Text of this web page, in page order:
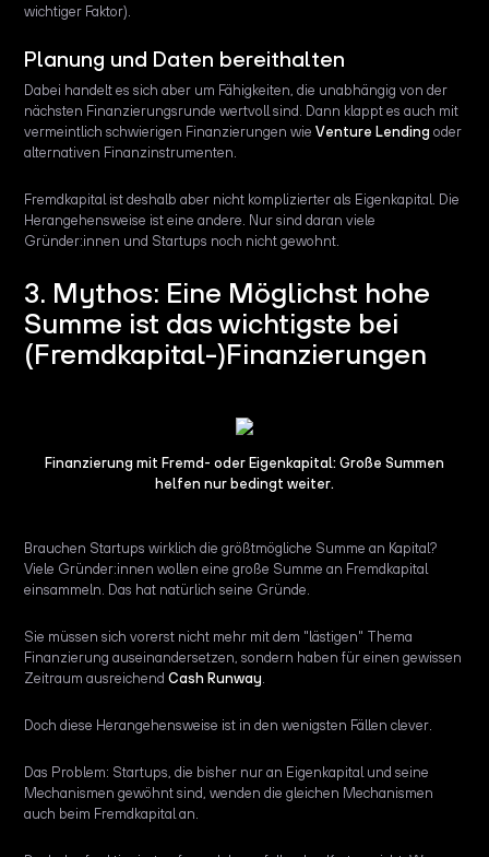
wichtiger Faktor).
Planung und Daten bereithalten
Dabei handelt es sich aber um Fähigkeiten, die unabhängig von der
nächsten Finanzierungsrunde wertvoll sind. Dann klappt es auch mit
vermeintlich schwierigen Finanzierungen wieVenture Lending oder
alternativen Finanzinstrumenten.
Fremdkapital ist deshalb aber nicht komplizierter als Eigenkapital. Die
Herangehensweise ist eine andere. Nur sind daran viele
Gründer:innen und Startups noch nicht gewohnt.
3. Mythos: Eine Möglichst hohe
Summe ist das wichtigste bei
(Fremdkapital-)Finanzierungen
Finanzierung mit Fremd- oder Eigenkapital: Große Summen
helfen nur bedingt weiter.
Brauchen Startups wirklich die größtmögliche Summe an Kapital?
Viele Gründer:innen wollen eine große Summe an Fremdkapital
einsammeln. Das hat natürlich seine Gründe.
Sie müssen sich vorerst nicht mehr mit dem "lästigen" Thema
Finanzierung auseinandersetzen, sondern haben für einen gewissen
Zeitraum ausreichendCash Runway
Doch diese Herangehensweise ist in den wenigsten Fällen clever.
Das Problem: Startups, die bisher nur an Eigenkapital und seine
Mechanismen gewöhnt sind, wenden die gleichen Mechanismen
auch beim Fremdkapital an.